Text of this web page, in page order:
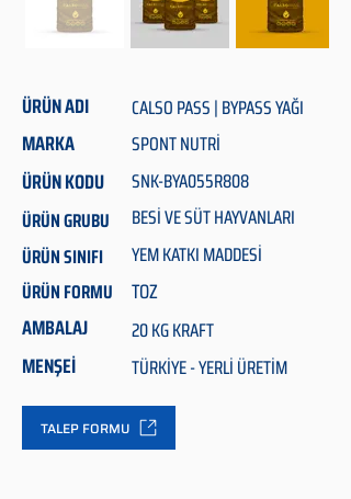
ÜRÜN ADI CALSO PASS | BYPASS YAĞI
MARKA SPONT NUTRİ
ÜRÜN KODU
SNK-BYA055R808
ÜRÜN GRUBU
BESİ VE SÜT HAYVANLARI
ÜRÜN SINIFI
YEM KATKI MADDESİ
ÜRÜN FORMU
TOZ
AMBALAJ
20 KG KRAFT
MENŞEİ TÜRKİYE - YERLİ ÜRETİM
TALEP FORMU